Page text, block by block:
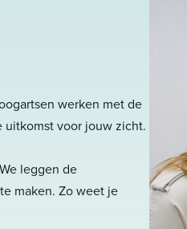
werken met de
uitkomst voor jouw zicht.
leggen de
maken. Zo weet je